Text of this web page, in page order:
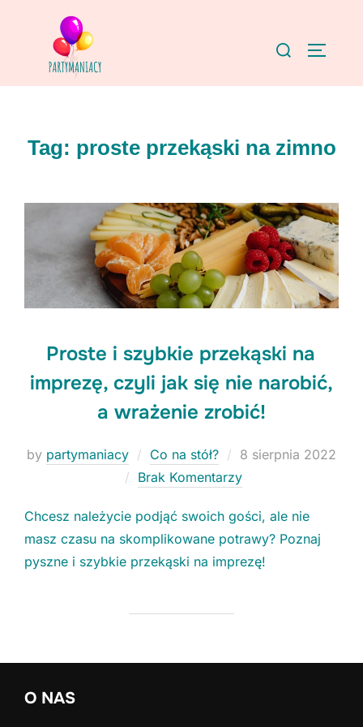
Search
Tag: proste przekąski na zimno
Proste i szybkie przekąski na
imprezę, czyli jak się nie narobić,
a wrażenie zrobić!
by partymaniacy Co na stół?
Posted
on
8 sierpnia 2022
Brak Komentarzy
Chcesz należycie podjąć swoich gości, ale nie
masz czasu na skomplikowane potrawy? Poznaj
pyszne i szybkie przekąski na imprezę!
O NAS
Niezbędne
Te ciasteczka
nie są
konieczne do
funkcjonowania
strony.